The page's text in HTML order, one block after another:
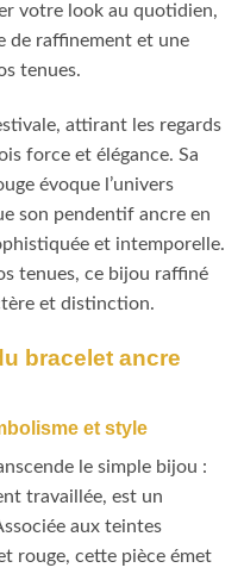
votre look au quotidien,
de raffinement et une
tenues.
attirant les regards
force et élégance. Sa
évoque l’univers
son pendentif ancre en
et intemporelle.
tenues, ce bijou raffiné
et distinction.
bracelet ancre
et style
le simple bijou :
travaillée, est un
aux teintes
rouge, cette pièce émet